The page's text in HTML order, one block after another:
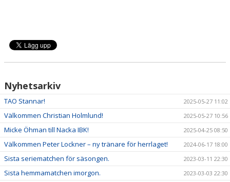
Nyhetsarkiv
TAO Stannar! 2025-05-27 11:02
Välkommen Christian Holmlund! 2025-05-27 10:56
Micke Öhman till Nacka IBK! 2025-04-25 08:50
Välkommen Peter Lockner – ny tränare för herrlaget! 2024-06-17 18:00
Sista seriematchen för säsongen. 2023-03-11 22:30
Sista hemmamatchen imorgon. 2023-03-03 22:30